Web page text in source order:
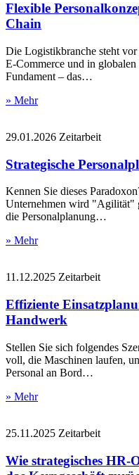
Flexible
Chain
Die Logistikbranche steht
E-Commerce und in
Fundament – das…
» Mehr
29.01.2026 Zeitarbeit
Strategische
Kennen Sie dieses
Unternehmen wird "Agilität"
die Personalplanung…
» Mehr
11.12.2025 Zeitarbeit
Effiziente
Handwerk
Stellen Sie sich folgendes
voll, die Maschinen laufen,
Personal an Bord…
» Mehr
25.11.2025 Zeitarbeit
Wie strategisches